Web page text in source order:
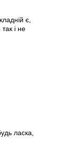
є,
і не
ласка,